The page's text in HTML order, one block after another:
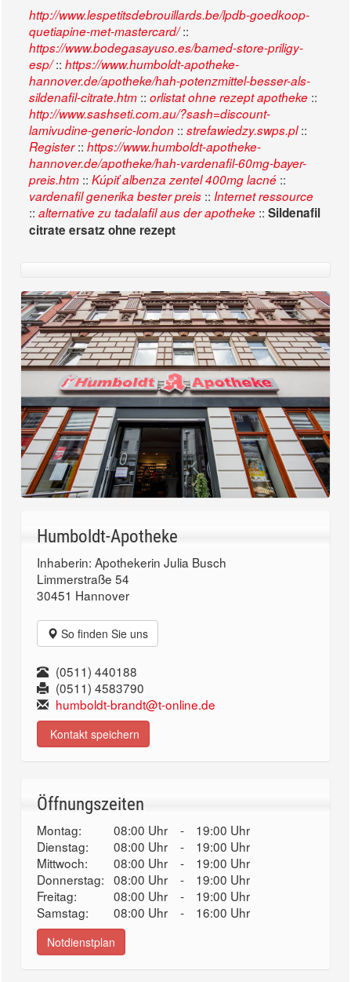
http://www.lespetitsdebrouillards.be/lpdb-goedkoop-
quetiapine-met-mastercard/::
https://www.bodegasayuso.es/bamed-store-priligy-
esp/:: https://www.humboldt-apotheke-
hannover.de/apotheke/hah-potenzmittel-besser-als-
sildenafil-citrate.htm :: orlistat ohne rezept apotheke ::
http://www.sashseti.com.au/?sash=discount-
lamivudine-generic-london :: strefawiedzy.swps.pl::
Register:: https://www.humboldt-apotheke-
hannover.de/apotheke/hah-vardenafil-60mg-bayer-
preis.htm :: Kúpiť albenza zentel 400mg lacné ::
vardenafil generika bester preis :: Internet ressource
:: alternative zu tadalafil aus der apotheke :: Sildenafil
citrate ersatz ohne rezept
Humboldt-Apotheke
Inhaberin: Apothekerin Julia Busch
Limmerstraße 54
30451 Hannover
So finden Sie uns
(0511) 440188
(0511) 4583790
humboldt-brandt@t-online.de
Kontakt speichern
Öffnungszeiten
Montag: 08:00 Uhr -
19:00 Uhr
Dienstag:
08:00 Uhr -
19:00 Uhr
Mittwoch:
08:00 Uhr -
19:00 Uhr
Donnerstag: 08:00 Uhr -
19:00 Uhr
Freitag:
08:00 Uhr -
19:00 Uhr
Samstag:
08:00 Uhr - 16:00 Uhr
Notdienstplan